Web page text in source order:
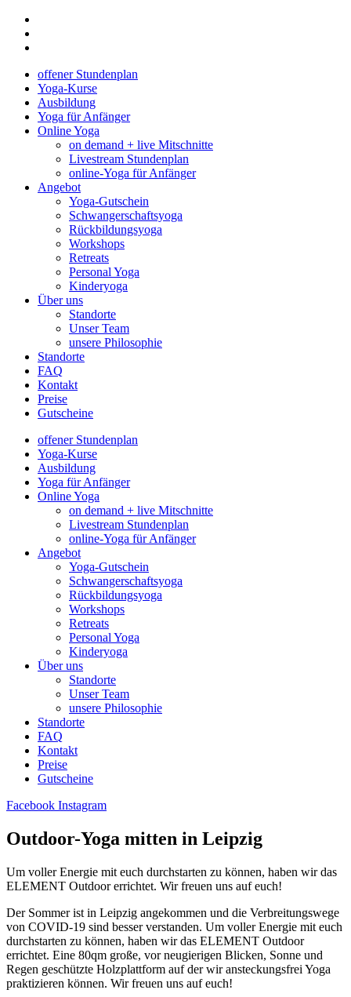
offener Stundenplan
Yoga-Kurse
Ausbildung
Yoga für Anfänger
Online Yoga
on demand + live Mitschnitte
Livestream Stundenplan
online-Yoga für Anfänger
Angebot
Yoga-Gutschein
Schwangerschaftsyoga
Rückbildungsyoga
Workshops
Retreats
Personal Yoga
Kinderyoga
Über uns
Standorte
Unser Team
unsere Philosophie
Standorte
FAQ
Kontakt
Preise
Gutscheine
offener Stundenplan
Yoga-Kurse
Ausbildung
Yoga für Anfänger
Online Yoga
on demand + live Mitschnitte
Livestream Stundenplan
online-Yoga für Anfänger
Angebot
Yoga-Gutschein
Schwangerschaftsyoga
Rückbildungsyoga
Workshops
Retreats
Personal Yoga
Kinderyoga
Über uns
Standorte
Unser Team
unsere Philosophie
Standorte
FAQ
Kontakt
Preise
Gutscheine
Facebook Instagram
Outdoor-Yoga mitten in Leipzig
Um voller Energie mit euch durchstarten zu können, haben wir das
ELEMENT Outdoor errichtet. Wir freuen uns auf euch!
Der Sommer ist in Leipzig angekommen und die Verbreitungswege
von COVID-19 sind besser verstanden. Um voller Energie mit euch
durchstarten zu können, haben wir das ELEMENT Outdoor
errichtet. Eine 80qm große, vor neugierigen Blicken, Sonne und
Regen geschützte Holzplattform auf der wir ansteckungsfrei Yoga
praktizieren können. Wir freuen uns auf euch!